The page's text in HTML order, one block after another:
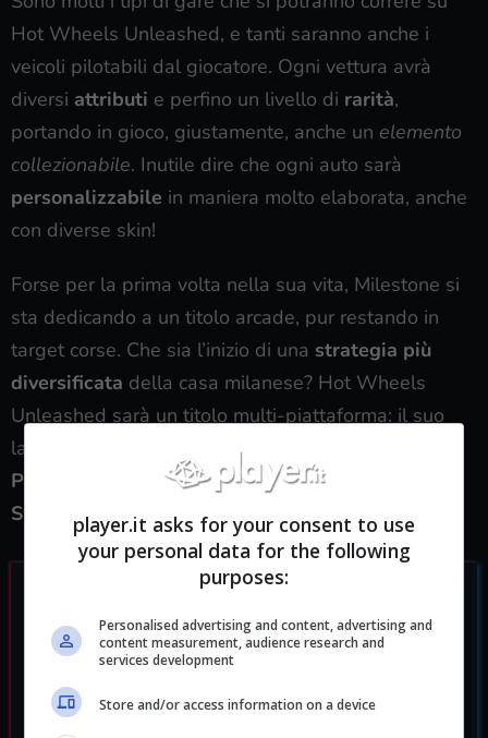
Hot Wheels Unleashed, e tanti saranno anche i
veicoli pilotabili dal giocatore. Ogni vettura avrà
diversi attributi e perfino un livello di rarità,
portando in gioco, giustamente, anche un elemento
collezionabile. Inutile dire che ogni auto sarà
personalizzabile in maniera molto elaborata, anche
con diverse skin!
Forse per la prima volta nella sua vita, Milestone si
sta dedicando a un titolo arcade, pur restando in
target corse. Che sia l’inizio di una strategia più
diversificata della casa milanese? Hot Wheels
Unleashed sarà un titolo multi-piattaforma: il suo
lancio è previsto per il
30 settembre 2021
PS4, PS5, Xbox One, Xbox Series X|S e Nintendo
Switch player.it asks for your consent to use
your personal data for the following
purposes:
Personalised advertising and content, advertising and
content measurement, audience research and
services development
Store and/or access information on a device